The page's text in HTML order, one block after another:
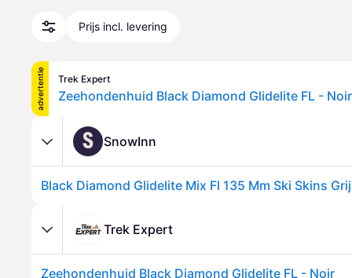
Prijs incl. levering
advertentie Trek Expert
Zeehondenhuid Black Diamond Glidelite FL - Noir
S SnowInn
Black Diamond Glidelite Mix Fl 135 Mm Ski Skins
Trek Expert
Zeehondenhuid Black Diamond Glidelite FL - Noir